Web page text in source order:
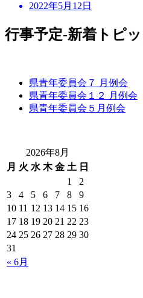
2022年5月12日
行事予定-新着トピ
県青年委員会７ 月例会
県青年委員会１２ 月例会
県青年委員会５月例会
2026年8月
月 火 水 木 金 土 日
« 6月
1
2
3
4 5 6 7 8
9
10 11 12 13 14 15 16
17 18 19 20 21 22 23
24 25 26 27 28 29 30
31